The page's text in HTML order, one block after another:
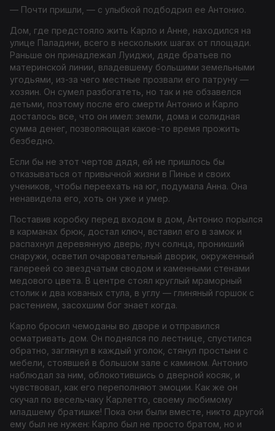
— Почти пришли, — с улыбкой подбодрил ее Антонио.
Дом, где предстояло жить Карло и Анне, находился на
улице Паладини, всего в нескольких шагах от площади.
Раньше он принадлежал Луиджи, дяде братьев по
материнской линии, владевшему большими земельными
угодьями, из-за чего местные прозвали его патруну —
хозяин. Он сумел разбогатеть, но так и не обзавелся
детьми, поэтому после его смерти Антонио и Карло
досталось все, что он имел: земли, дома и солидная
сумма денег, позволяющая какое-то время прожить
безбедно.
Если бы не этот чертов дядя, ей не пришлось бы
отказываться от привычной жизни в Пинье и своих
учеников, чтобы переехать на юг, подумала Анна. Она
ненавидела его, хоть он уже и умер.
Поставив коробку перед входом в дом, Антонио порылся
в карманах брюк, достал ключ, вставил его в замок и
распахнул деревянную дверь; луч солнца, проникший
снаружи, осветил очаровательный дворик, окруженный
галереей со звездчатым сводом и каменными стенами
медового цвета. В центре стоял круглый мраморный
столик и два кованых стула, в углу — глиняный горшок с
растением, засохшим бог знает когда.
Карло бросил чемоданы во дворе и отправился
осматривать дом. Он поднялся по лестнице, спустился
обратно, заглянул в каждый уголок, стянул простыни с
мебели, стоявшей в большом зале с камином. Антонио
наблюдал за ним, облокотившись о дверной косяк, и
чувствовал, как его переполняют эмоции. Как же он
скучал по весельчаку Карлетто, своему любимому
младшему братишке! Пока они были вместе, никто другой
ему был не нужен: Карло был не просто братом, но и